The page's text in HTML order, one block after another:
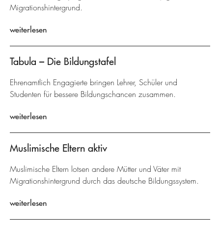
Migrationshintergrund.
weiterlesen
Tabula – Die Bildungstafel
Ehrenamtlich Engagierte bringen Lehrer, Schüler und
Studenten für bessere Bildungschancen zusammen.
weiterlesen
Muslimische Eltern aktiv
Muslimische Eltern lotsen andere Mütter und Väter mit
Migrationshintergrund durch das deutsche Bildungssystem.
weiterlesen